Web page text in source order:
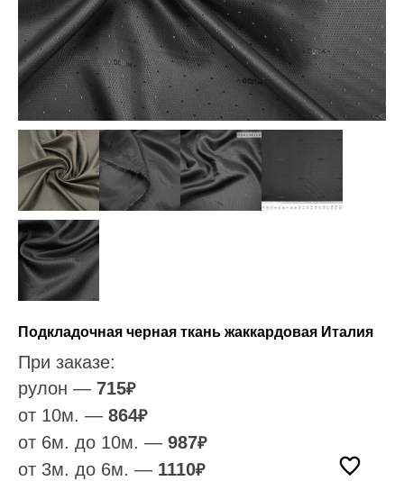
Подкладочная черная ткань жаккардовая Италия
При заказе:
рулон — 715₽
от 10м. — 864₽
от 6м. до 10м. — 987₽
от 3м. до 6м. — 1110₽